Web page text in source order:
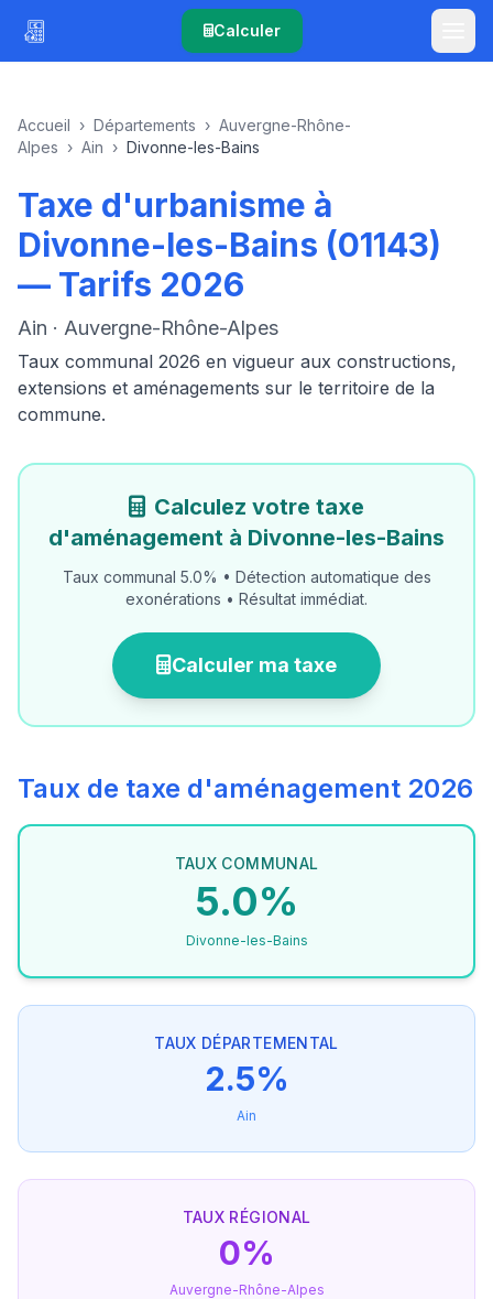
Calculer
Accueil › Départements › Auvergne-Rhône-
Alpes › Ain › Divonne-les-Bains
Taxe d'urbanisme à
Divonne-les-Bains (01143)
— Tarifs 2026
Ain · Auvergne-Rhône-Alpes
Taux communal 2026 en vigueur aux constructions,
extensions et aménagements sur le territoire de la
commune.
Calculez votre taxe
d'aménagement à Divonne-les-Bains
Taux communal 5.0% • Détection automatique des
exonérations • Résultat immédiat.
Calculer ma taxe
Taux de taxe d'aménagement 2026
TAUX COMMUNAL
5.0%
Divonne-les-Bains
TAUX DÉPARTEMENTAL
2.5%
Ain
TAUX RÉGIONAL
0%
Auvergne-Rhône-Alpes